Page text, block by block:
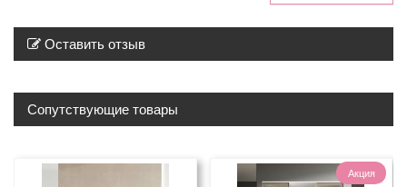
Оставить отзыв
Сопутствующие товары
Акция